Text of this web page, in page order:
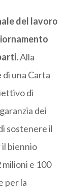
del lavoro
Alla
una Carta
di
dei
sostenere il
il biennio
milioni e 100
per la